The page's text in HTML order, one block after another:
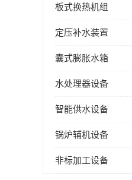
板式换热机组
定压补水装置
囊式膨胀水箱
水处理器设备
智能供水设备
锅炉辅机设备
非标加工设备